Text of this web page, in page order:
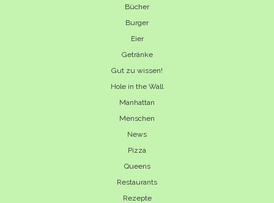
Bücher
Burger
Eier
Getränke
Gut zu wissen!
Hole in the Wall
Manhattan
Menschen
News
Pizza
Queens
Restaurants
Rezepte